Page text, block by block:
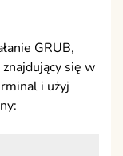
GRUB,
się w
i użyj